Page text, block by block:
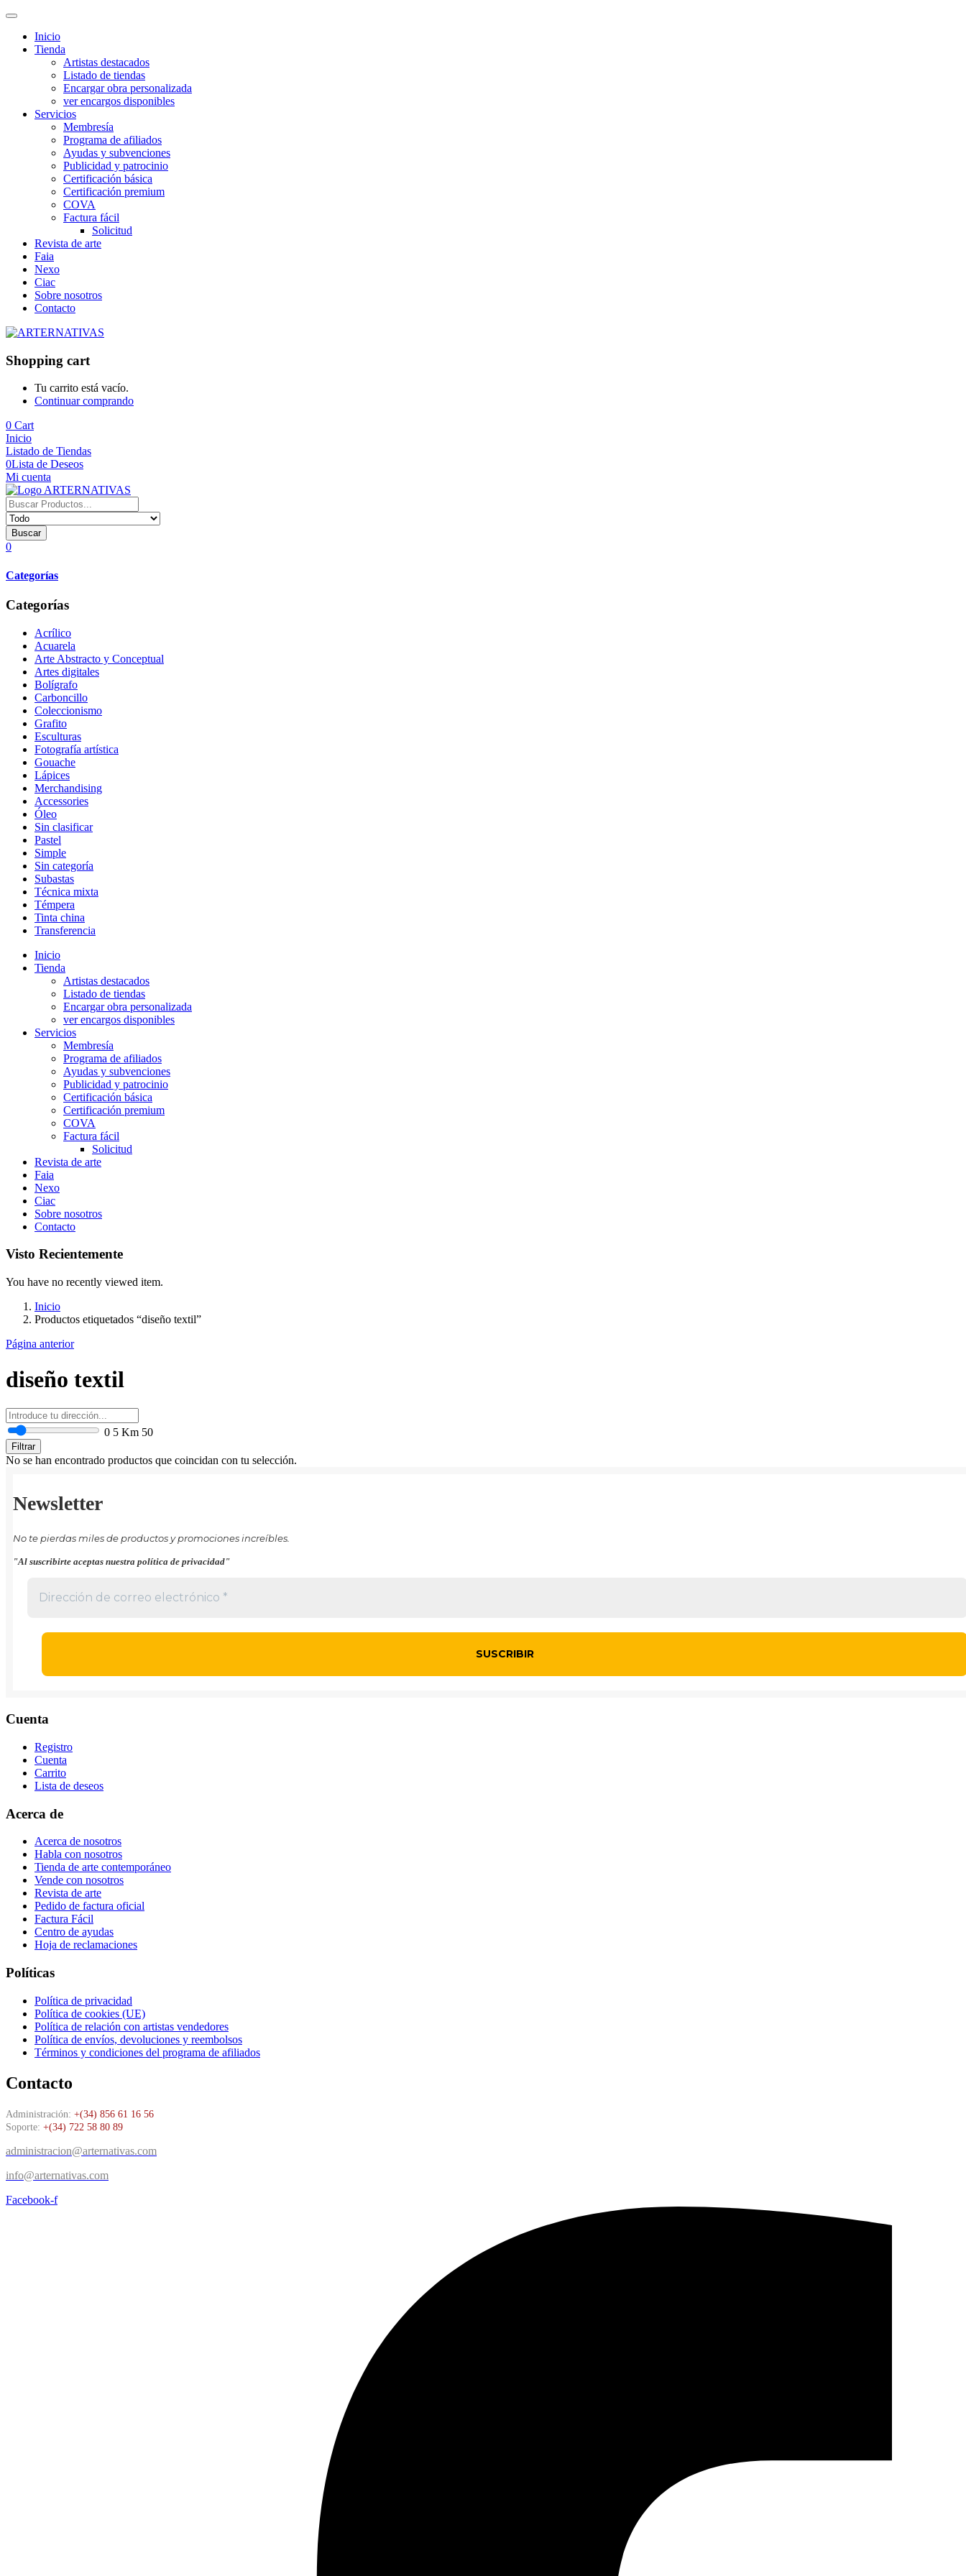
Inicio
Tienda
Artistas destacados
Listado de tiendas
Encargar obra personalizada
ver encargos disponibles
Servicios
Membresía
Programa de afiliados
Ayudas y subvenciones
Publicidad y patrocinio
Certificación básica
Certificación premium
COVA
Factura fácil
Solicitud
Revista de arte
Faia
Nexo
Ciac
Sobre nosotros
Contacto
Shopping cart
Tu carrito está vacío.
Continuar comprando
0 Cart
Inicio
Listado de Tiendas
0Lista de Deseos
Mi cuenta
Buscar
0
Categorías
Categorías
Acrílico
Acuarela
Arte Abstracto y Conceptual
Artes digitales
Bolígrafo
Carboncillo
Coleccionismo
Grafito
Esculturas
Fotografía artística
Gouache
Lápices
Merchandising
Accessories
Óleo
Sin clasificar
Pastel
Simple
Sin categoría
Subastas
Técnica mixta
Témpera
Tinta china
Transferencia
Inicio
Tienda
Artistas destacados
Listado de tiendas
Encargar obra personalizada
ver encargos disponibles
Servicios
Membresía
Programa de afiliados
Ayudas y subvenciones
Publicidad y patrocinio
Certificación básica
Certificación premium
COVA
Factura fácil
Solicitud
Revista de arte
Faia
Nexo
Ciac
Sobre nosotros
Contacto
Visto Recientemente
You have no recently viewed item.
Inicio
Productos etiquetados “diseño textil”
Página anterior
diseño textil
0 5 Km 50
Filtrar
No se han encontrado productos que coincidan con tu selección.
Newsletter
No te pierdas miles de productos y promociones increíbles.
"Al suscribirte aceptas nuestra política de privacidad"
Cuenta
Registro
Cuenta
Carrito
Lista de deseos
Acerca de
Acerca de nosotros
Habla con nosotros
Tienda de arte contemporáneo
Vende con nosotros
Revista de arte
Pedido de factura oficial
Factura Fácil
Centro de ayudas
Hoja de reclamaciones
Políticas
Política de privacidad
Política de cookies (UE)
Política de relación con artistas vendedores
Política de envíos, devoluciones y reembolsos
Términos y condiciones del programa de afiliados
Contacto
Administración: +(34) 856 61 16 56
Soporte: +(34) 722 58 80 89
administracion@arternativas.com
info@arternativas.com
Facebook-f